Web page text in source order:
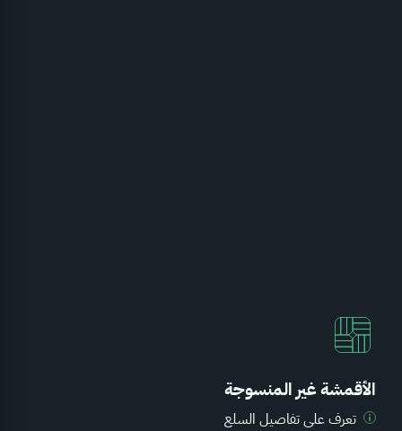
الأقمشة غير المنسوجة
تعرف على تفاصيل السلع